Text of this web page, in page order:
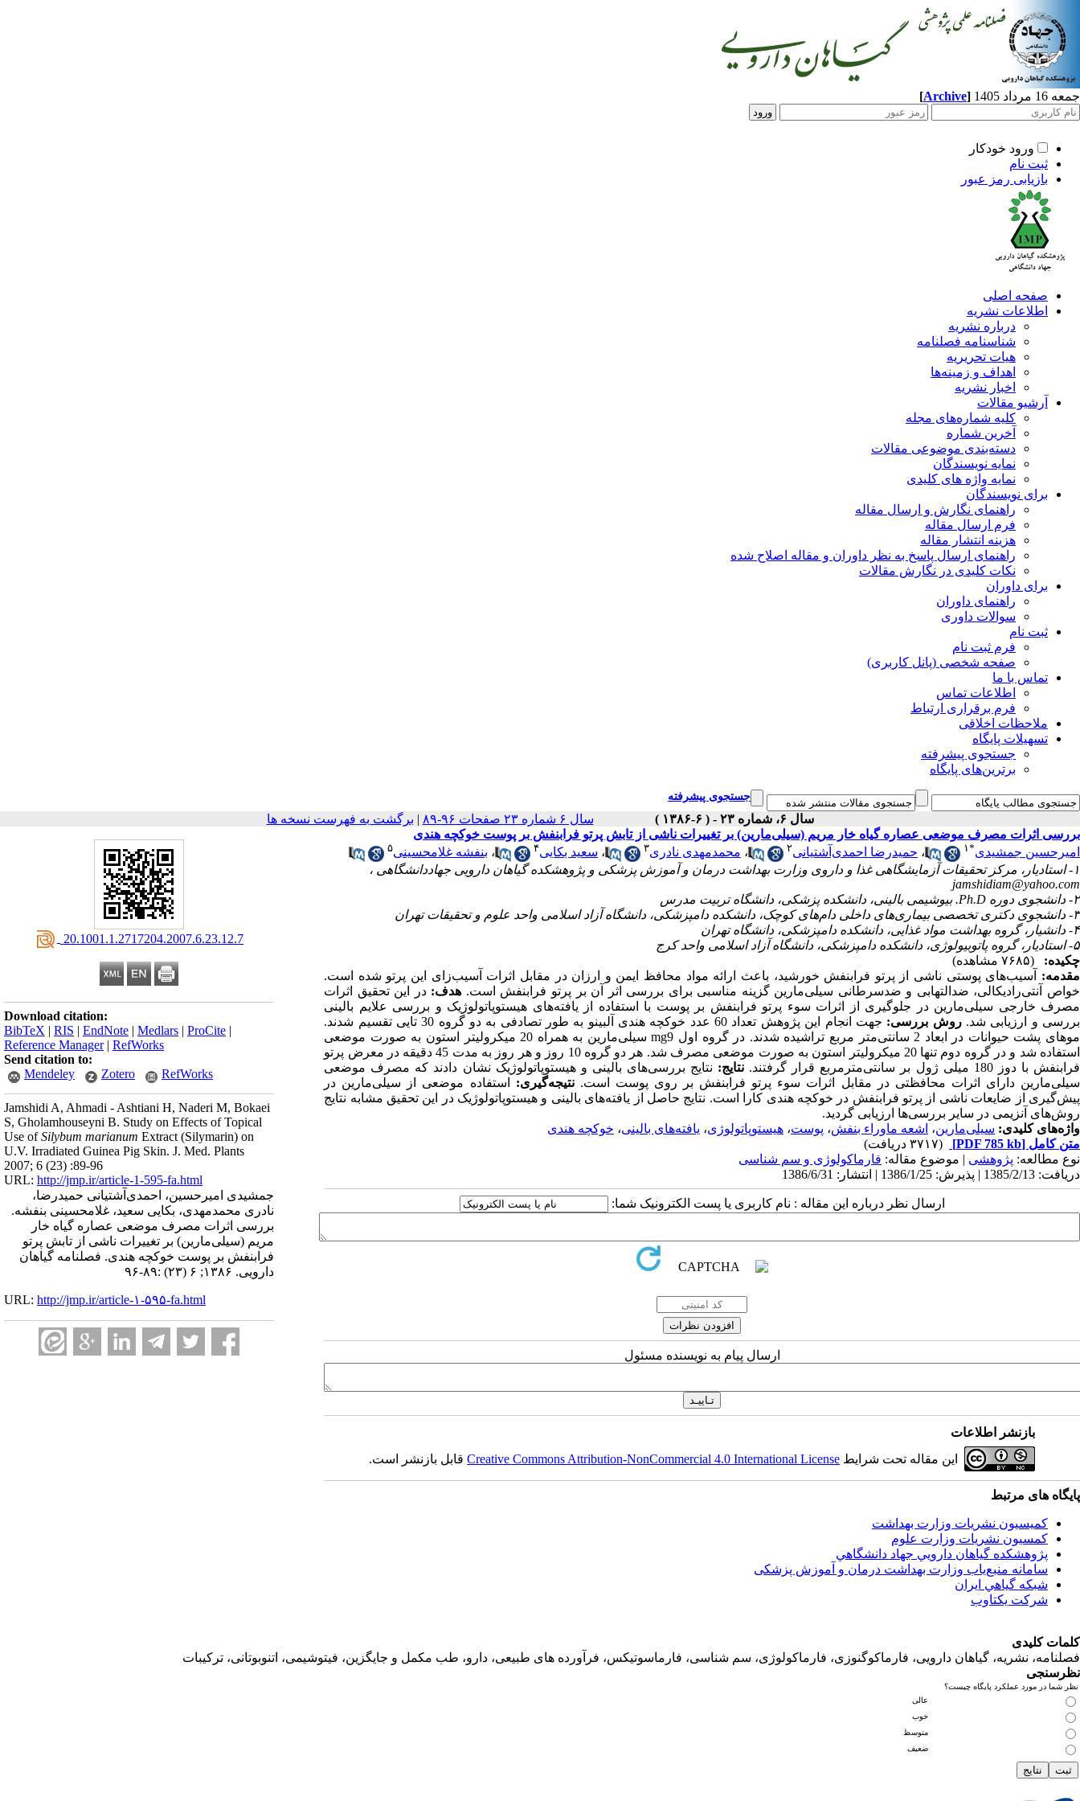
جمعه 16 مرداد 1405 [Archive]
ورود خودکار
ثبت نام
بازیابی رمز عبور
صفحه اصلی
اطلاعات نشریه
درباره نشریه
شناسنامه فصلنامه
هیات تحریریه
اهداف و زمینه‌ها
اخبار نشریه
آرشیو مقالات
کلیه شماره‌های مجله
آخرین شماره
دسته‌بندی موضوعی مقالات
نمایه نویسندگان
نمایه واژه های کلیدی
برای نویسندگان
راهنمای نگارش و ارسال مقاله
فرم ارسال مقاله
هزینه انتشار مقاله
راهنمای ارسال پاسخ به نظر داوران و مقاله اصلاح شده
نکات کلیدی در نگارش مقالات
برای داوران
راهنمای داوران
سوالات داوری
ثبت نام
فرم ثبت نام
صفحه شخصی (پانل کاربری)
تماس با ما
اطلاعات تماس
فرم برقراری ارتباط
ملاحظات اخلاقی
تسهیلات پایگاه
جستجوی پیشرفته
برترین‌های پایگاه
جستجوی پیشرفته
سال ۶، شماره ۲۳ - ( ۶-۱۳۸۶ ) سال ۶ شماره ۲۳ صفحات ۹۶-۸۹ | برگشت به فهرست نسخه ها
‎ 20.1001.1.2717204.2007.6.23.12.7
Download citation:
BibTeX | RIS | EndNote | Medlars | ProCite |
Reference Manager| RefWorks
Send citation to:
Mendeley
Zotero RefWorks
Jamshidi A, Ahmadi - Ashtiani H, Naderi M, Bokaei
S, Gholamhouseyni B. Study on Effects of Topical
Use ofSilybum marianum Extract (Silymarin) on
U.V. Irradiated Guinea Pig Skin. J. Med. Plants
2007; 6 (23) :89-96
URL: http://jmp.ir/article-1-595-fa.html
جمشیدی امیرحسین، احمدی‌آشتیانی حمیدرضا،
نادری محمدمهدی، بکایی سعید، غلامحسینی بنفشه.
بررسی اثرات مصرف موضعی عصاره گیاه خار
مریم (سیلی‌مارین) بر تغییرات ناشی از تابش پرتو
فرابنفش بر پوست خوکچه‌ هندی. فصلنامه گياهان
دارویی. ۱۳۸۶; ۶ (۲۳) :۸۹-۹۶
URL: http://jmp.ir/article-۱-۵۹۵-fa.html
بررسی اثرات مصرف موضعی عصاره گیاه خار مریم (سیلی‌مارین) بر تغییرات ناشی از تابش پرتو فرابنفش بر پوست خوکچه‌ هندی
امیرحسین جمشیدی*۱ ، حمیدرضا احمدی‌آشتیانی۲ ، محمدمهدی نادری۳ ، سعید بکایی۴ ، بنفشه غلامحسینی۵
۱- استادیار، مرکز تحقیقات آزمایشگاهی غذا و داروی وزارت بهداشت درمان و آموزش پزشکی و پژوهشکده گیاهان دارویی جهاددانشگاهی ،
jamshidiam@yahoo.com
۲- دانشجوی دوره Ph.D. بیوشیمی بالینی، دانشکده پزشکی، دانشگاه تربیت مدرس
۳- دانشجوی دکتری تخصصی بیماری‌های داخلی دام‌های کوچک، دانشکده دامپزشکی، دانشگاه آزاد اسلامی واحد علوم و تحقیقات تهران
۴- دانشیار، گروه بهداشت مواد غذایی، دانشکده دامپزشکی، دانشگاه تهران
۵- استادیار، گروه پاتوبیولوژی، دانشکده دامپزشکی، دانشگاه آزاد اسلامی واحد کرج
چکیده:
(۷۶۸۵ مشاهده)
مقدمه: آسیب‌های پوستی ناشی از پرتو فرابنفش خورشید، باعث ارائه مواد محافظ ایمن و ارزان در مقابل اثرات آسیب‌زای این پرتو شده است.
خواص آنتی‌رادیکالی، ضد‌التهابی و ضدسرطانی سیلی‌مارین گزینه مناسبی برای بررسی اثر آن بر پرتو فرابنفش است. هدف: در این تحقیق اثرات
مصرف خارجی سیلی‌مارین در جلوگیری از اثرات سوء پرتو فرابنفش بر پوست با استفاده از یافته‌های هیستوپاتولوژیک و بررسی علایم بالینی
بررسی و ارزیابی شد.روش بررسی:
جهت انجام این پژوهش تعداد 60 عدد خوکچه ‌هندی آلبینو به طور تصادفی به دو گروه 30 تایی تقسیم شدند.
موهای پشت حیوانات در ابعاد 2 سانتی‌متر مربع تراشیده شدند. در گروه اول mg9 سیلی‌مارین به همراه 20 میکرولیتر استون به صورت موضعی
استفاده شد و در گروه دوم تنها 20 میکرولیتر استون به صورت موضعی مصرف شد. هر دو گروه 10 روز و هر روز به مدت 45 دقیقه در معرض پرتو
فرابنفش با دوز 180 میلی ‌ژول بر سانتی‌مترمربع قرار گرفتند.
نتایج: نتایج بررسی‌های بالینی و هیستوپاتولوژیک نشان دادند که مصرف موضعی
سیلی‌مارین دارای اثرات محافظتی در مقابل اثرات سوء پرتو فرابنفش بر روی پوست است.نتیجه‌گیری: استفاده موضعی از سیلی‌مارین در
پیش‌گیری از ضایعات ناشی از پرتو فرابنفش در خوکچه هندی کارا است. نتایج حاصل از یافته‌های بالینی و هیستوپاتولوژیک در این تحقیق مشابه نتایج
روش‌های آنزیمی در سایر بررسی‌ها ارزیابی گردید.
واژه‌های کلیدی: سیلی‌مارین، اشعه ماوراء بنفش، پوست، هیستوپاتولوژی، یافته‌های بالینی، خوکچه‌ هندی
متن کامل [PDF 785 kb]
(۳۷۱۷ دریافت)
نوع مطالعه: پژوهشی | موضوع مقاله: فارماكولوژی و سم شناسی
دریافت: 1385/2/13 | پذیرش: 1386/1/25 | انتشار: 1386/6/31
ارسال نظر درباره این مقاله : نام کاربری یا پست الکترونیک شما:
ارسال پیام به نویسنده مسئول
بازنشر اطلاعات
این مقاله تحت شرایط Creative Commons Attribution-NonCommercial 4.0 International Licenseقابل بازنشر است.
پایگاه های مرتبط
کمیسیون نشریات وزارت بهداشت
کمسیون نشریات وزارت علوم
پژوهشكده گياهان دارويي جهاد دانشگاهي
سامانه منبع‌ياب وزارت بهداشت درمان و آموزش پزشکی
شبكه گياهي ايران
شرکت یکتاوب
کلمات کلیدی
فصلنامه، نشریه، گیاهان دارویی، فارماکوگنوزی، فارماکولوژی، سم شناسی، فارماسوتیکس، فرآورده های طبیعی، دارو، طب مکمل و جایگزین، فیتوشیمی، اتنوبوتانی، ترکیبات
نظرسنجی
نظر شما در مورد عملکرد پایگاه چیست؟
عالی
خوب
متوسط
ضعیف